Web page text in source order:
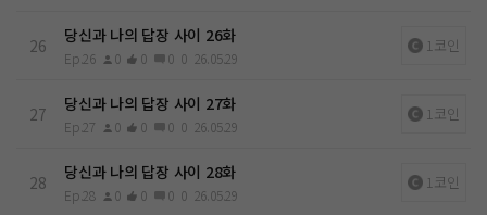
26 당신과 나의 답장 사이 26화
Ep.26 0 0 0 0 26.05.29
1코인
27 당신과 나의 답장 사이 27화
Ep.27 0 0 0 0 26.05.29
1코인
28 당신과 나의 답장 사이 28화
Ep.28 0 0 0 0 26.05.29
1코인